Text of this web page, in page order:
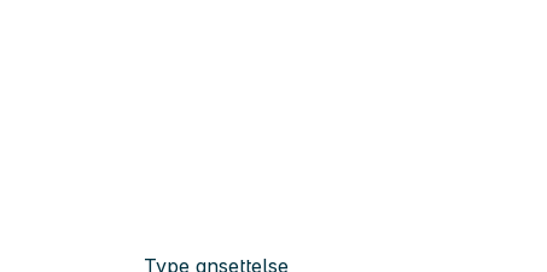
Type ansettelse